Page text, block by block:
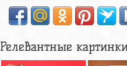
Релевантные